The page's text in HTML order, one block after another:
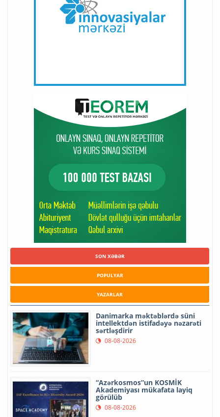
SON XƏBƏR
POPULYAR
YAZARLAR
Danimarka məktəblərdə süni
intellektdən istifadəyə nəzarəti
sərtləşdirir
08-08-2026
“Azərkosmos”un KOSMİK
Akademiyası mükafata layiq
görülüb
08-08-2026